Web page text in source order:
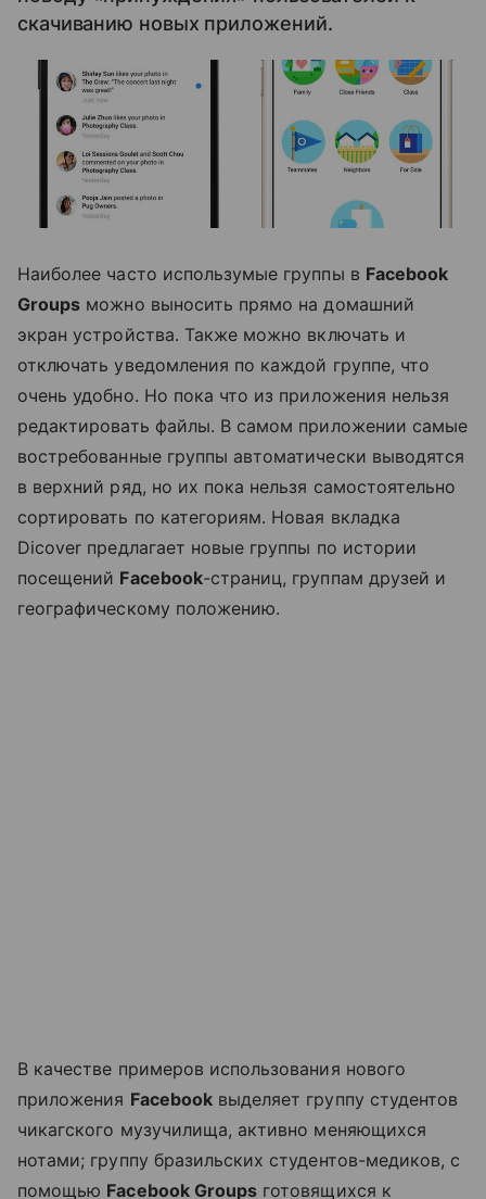
скачиванию новых приложений.
Наиболее часто использумые группы в Facebook
Groups можно выносить прямо на домашний
экран устройства. Также можно включать и
отключать уведомления по каждой группе, что
очень удобно. Но пока что из приложения нельзя
редактировать файлы. В самом приложении самые
востребованные группы автоматически выводятся
в верхний ряд, но их пока нельзя самостоятельно
сортировать по категориям. Новая вкладка
Dicover предлагает новые группы по истории
посещений Facebook-страниц, группам друзей и
географическому положению.
В качестве примеров использования нового
приложения Facebookвыделяет группу студентов
чикагского музучилища, активно меняющихся
нотами; группу бразильских студентов-медиков, с
помощью Facebook Groups готовящихся к